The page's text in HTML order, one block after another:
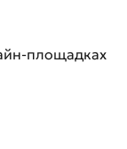
площадках